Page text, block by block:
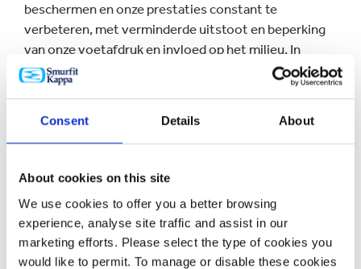
Consent Details About
About cookies on this site
We use cookies to offer you a better browsing
experience, analyse site traffic and assist in our
marketing efforts. Please select the type of cookies you
would like to permit. To manage or disable these cookies
beschermen en onze prestaties constant te
verbeteren, met verminderde uitstoot en beperking
van onze voetafdruk en invloed op het milieu. In
landen waar we actief zijn stellen we onszelf
doelstellingen voor de beste werkwijzen om lokale
aanwezigheid.
Tezamen zijn al deze waarden leidend voor ons succes
voor uitmuntendheid hebben bewezen de beste
prestaties te leveren voor onze klanten en de beste
resultaten voor al onze belanghebbenden.